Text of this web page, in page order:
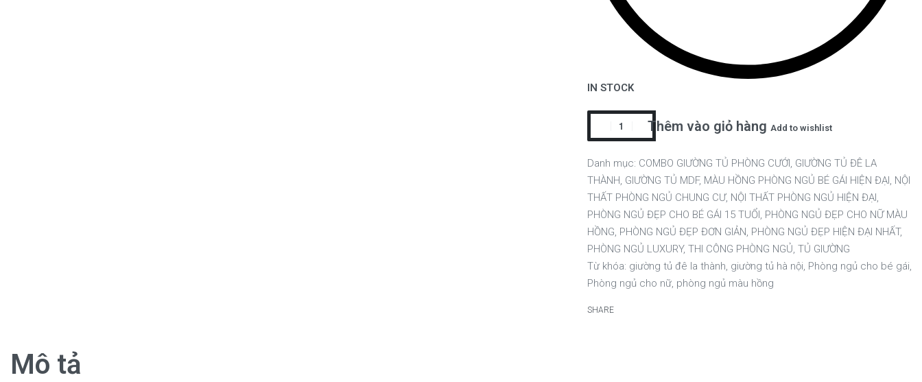
IN STOCK
Thêm vào giỏ hàng Add to wishlist
Danh mục: COMBO GIƯỜNG TỦ PHÒNG CƯỚI, GIƯỜNG TỦ ĐÊ LA
THÀNH, GIƯỜNG TỦ MDF, MÀU HỒNG PHÒNG NGỦ BÉ GÁI HIỆN ĐẠI, NỘI
THẤT PHÒNG NGỦ CHUNG CƯ, NỘI THẤT PHÒNG NGỦ HIỆN ĐẠI,
PHÒNG NGỦ ĐẸP CHO BÉ GÁI 15 TUỔI, PHÒNG NGỦ ĐẸP CHO NỮ MÀU
HỒNG, PHÒNG NGỦ ĐẸP ĐƠN GIẢN, PHÒNG NGỦ ĐẸP HIỆN ĐẠI NHẤT,
PHÒNG NGỦ LUXURY, THI CÔNG PHÒNG NGỦ, TỦ GIƯỜNG
Từ khóa: giường tủ đê la thành, giường tủ hà nội, Phòng ngủ cho bé gái,
Phòng ngủ cho nữ, phòng ngủ màu hồng
SHARE
Mô tả